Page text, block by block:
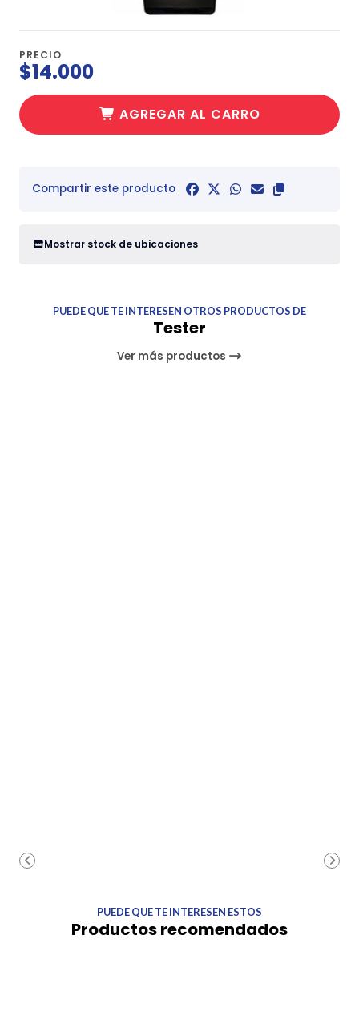
PRECIO
$14.000
AGREGAR AL CARRO
Compartir este producto
Mostrar stock de ubicaciones
PUEDE QUE TE INTERESEN OTROS PRODUCTOS DE
Tester
Ver más productos
PUEDE QUE TE INTERESEN ESTOS
Productos recomendados